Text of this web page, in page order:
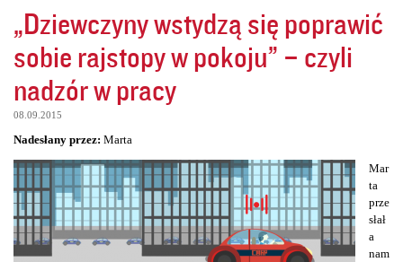
„Dziewczyny wstydzą się poprawić
sobie rajstopy w pokoju” – czyli
nadzór w pracy
08.09.2015
Nadesłany przez: Marta
Mar
ta
prze
słał
a
nam